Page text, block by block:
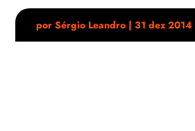
porSérgio Leandro |31 dez 2014